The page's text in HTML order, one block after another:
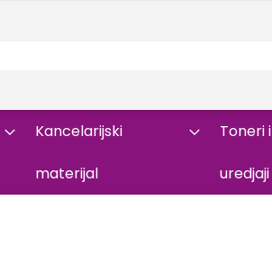
Kancelarijski
materijal
Toneri i
uredjaji